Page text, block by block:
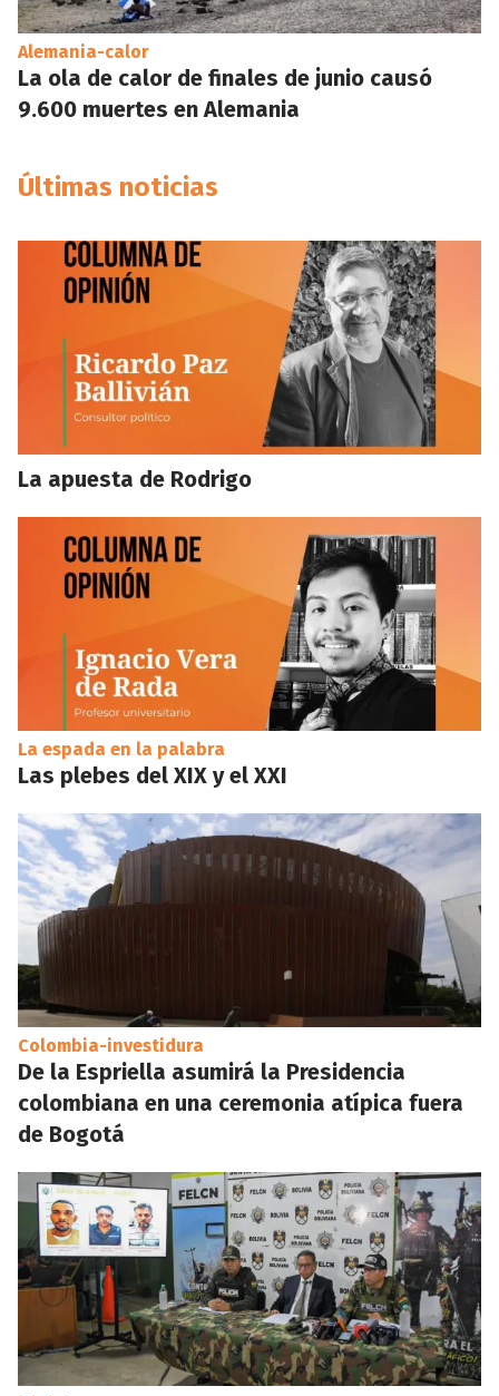
Alemania-calor
La ola de calor de finales de junio causó
9.600 muertes en Alemania
Últimas noticias
La apuesta de Rodrigo
La espada en la palabra
Las plebes del XIX y el XXI
Colombia-investidura
De la Espriella asumirá la Presidencia
colombiana en una ceremonia atípica fuera
de Bogotá